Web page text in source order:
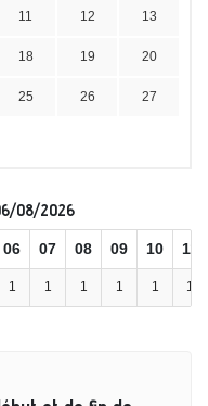
11 12 13
18 19 20
25 26 27
08/2026
06 07 08 09 10 11
1 1 1 1 1 1